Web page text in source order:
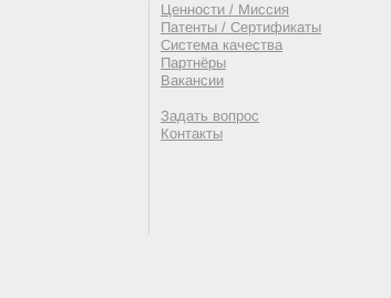
Ценности / Миссия
Патенты / Сертификаты
Система качества
Партнёры
Вакансии
Задать вопрос
Контакты